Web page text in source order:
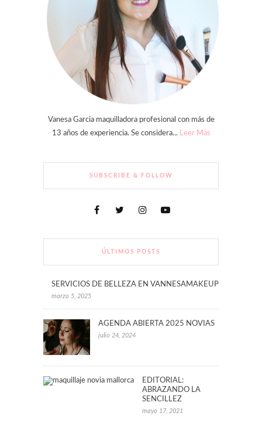
Vanesa Garcia maquilladora profesional con más de
13 años de experiencia. Se considera...
Leer Más
SUBSCRIBE & FOLLOW
ÚLTIMOS POSTS
SERVICIOS DE BELLEZA EN VANNESAMAKEUP
marzo 5, 2025
AGENDA ABIERTA 2025 NOVIAS
julio 24, 2024
EDITORIAL:
ABRAZANDO LA
SENCILLEZ
mayo 17, 2021